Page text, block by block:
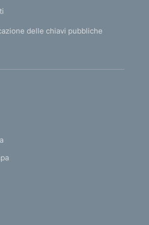
delle chiavi pubbliche